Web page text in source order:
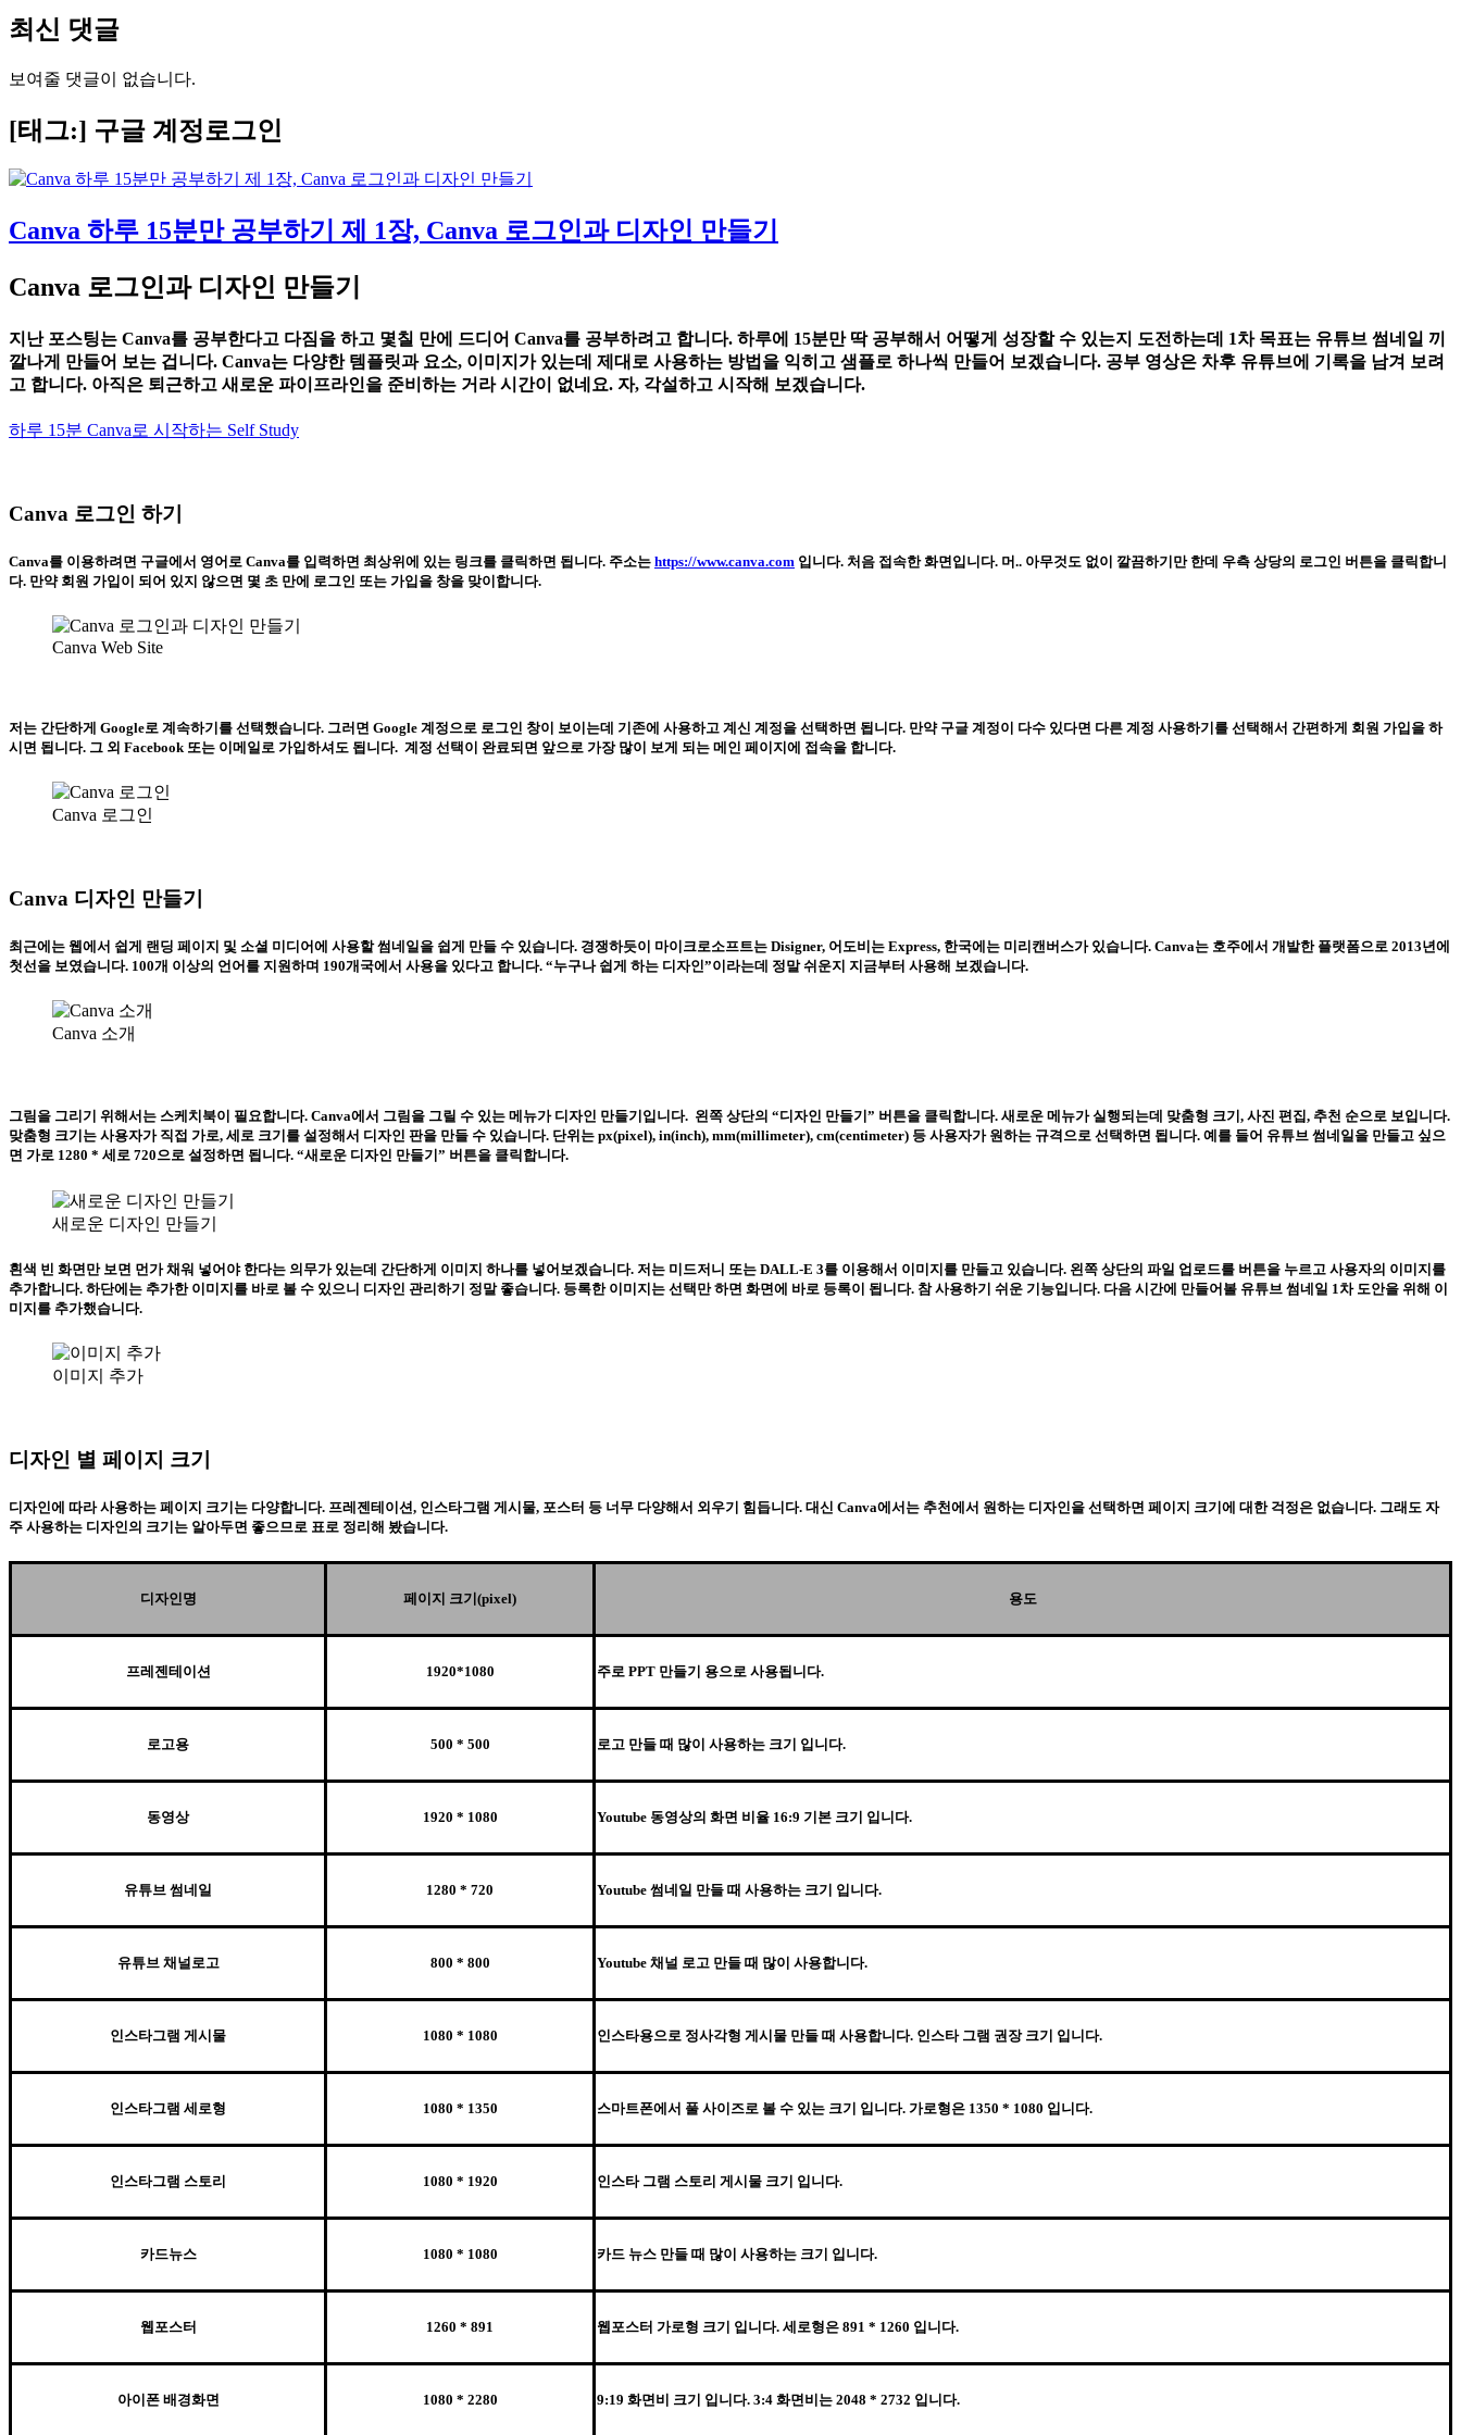
최신 댓글
보여줄 댓글이 없습니다.
[태그:] 구글 계정로그인
Canva 하루 15분만 공부하기 제 1장, Canva 로그인과 디자인 만들기
Canva 로그인과 디자인 만들기
지난 포스팅는 Canva를 공부한다고 다짐을 하고 몇칠 만에 드디어 Canva를 공부하려고 합니다. 하루에 15분만 딱 공부해서 어떻게 성장할 수 있는지 도전하는데 1차 목표는 유튜브 썸네일 끼
깔나게 만들어 보는 겁니다. Canva는 다양한 템플릿과 요소, 이미지가 있는데 제대로 사용하는 방법을 익히고 샘플로 하나씩 만들어 보겠습니다. 공부 영상은 차후 유튜브에 기록을 남겨 보려
고 합니다. 아직은 퇴근하고 새로운 파이프라인을 준비하는 거라 시간이 없네요. 자, 각설하고 시작해 보겠습니다.
하루 15분 Canva로 시작하는 Self Study
Canva 로그인 하기
Canva를 이용하려면 구글에서 영어로 Canva를 입력하면 최상위에 있는 링크를 클릭하면 됩니다. 주소는 https://www.canva.com 입니다. 처음 접속한 화면입니다. 머.. 아무것도 없이 깔끔하기만 한데 우측 상당의 로그인 버튼을 클릭합니
다. 만약 회원 가입이 되어 있지 않으면 몇 초 만에 로그인 또는 가입을 창을 맞이합니다.
Canva Web Site
저는 간단하게 Google로 계속하기를 선택했습니다. 그러면 Google 계정으로 로그인 창이 보이는데 기존에 사용하고 계신 계정을 선택하면 됩니다. 만약 구글 계정이 다수 있다면 다른 계정 사용하기를 선택해서 간편하게 회원 가입을 하
시면 됩니다. 그 외 Facebook 또는 이메일로 가입하셔도 됩니다. 계정 선택이 완료되면 앞으로 가장 많이 보게 되는 메인 페이지에 접속을 합니다.
Canva 로그인
Canva 디자인 만들기
최근에는 웹에서 쉽게 랜딩 페이지 및 소셜 미디어에 사용할 썸네일을 쉽게 만들 수 있습니다. 경쟁하듯이 마이크로소프트는 Disigner, 어도비는 Express, 한국에는 미리캔버스가 있습니다. Canva는 호주에서 개발한 플랫폼으로 2013년에
첫선을 보였습니다. 100개 이상의 언어를 지원하며 190개국에서 사용을 있다고 합니다. “누구나 쉽게 하는 디자인”이라는데 정말 쉬운지 지금부터 사용해 보겠습니다.
Canva 소개
그림을 그리기 위해서는 스케치북이 필요합니다. Canva에서 그림을 그릴 수 있는 메뉴가 디자인 만들기입니다. 왼쪽 상단의 “디자인 만들기 ” 버튼을 클릭합니다. 새로운 메뉴가 실행되는데 맞춤형 크기, 사진 편집, 추천 순으로 보입니다.
맞춤형 크기는 사용자가 직접 가로, 세로 크기를 설정해서 디자인 판을 만들 수 있습니다. 단위는 px(pixel), in(inch), mm(millimeter), cm(centimeter) 등 사용자가 원하는 규격으로 선택하면 됩니다. 예를 들어 유튜브 썸네일을 만들고 싶으
면 가로 1280 * 세로 720으로 설정하면 됩니다. “새로운 디자인 만들기” 버튼을 클릭합니다.
새로운 디자인 만들기
흰색 빈 화면만 보면 먼가 채워 넣어야 한다는 의무가 있는데 간단하게 이미지 하나를 넣어보겠습니다. 저는 미드저니 또는 DALL-E 3를 이용해서 이미지를 만들고 있습니다. 왼쪽 상단의 파일 업로드를 버튼을 누르고 사용자의 이미지를
추가합니다. 하단에는 추가한 이미지를 바로 볼 수 있으니 디자인 관리하기 정말 좋습니다. 등록한 이미지는 선택만 하면 화면에 바로 등록이 됩니다. 참 사용하기 쉬운 기능입니다. 다음 시간에 만들어볼 유튜브 썸네일 1차 도안을 위해 이
미지를 추가했습니다.
이미지 추가
디자인 별 페이지 크기
디자인에 따라 사용하는 페이지 크기는 다양합니다. 프레젠테이션, 인스타그램 게시물, 포스터 등 너무 다양해서 외우기 힘듭니다. 대신 Canva에서는 추천에서 원하는 디자인을 선택하면 페이지 크기에 대한 걱정은 없습니다. 그래도 자
주 사용하는 디자인의 크기는 알아두면 좋으므로 표로 정리해 봤습니다.
디자인명 페이지 크기(pixel) 용도
프레젠테이션 1920*1080 주로 PPT 만들기 용으로 사용됩니다.
로고용 500 * 500 로고 만들 때 많이 사용하는 크기 입니다.
동영상 1920 * 1080 Youtube 동영상의 화면 비율 16:9 기본 크기 입니다.
유튜브 썸네일 1280 * 720 Youtube 썸네일 만들 때 사용하는 크기 입니다.
유튜브 채널로고 800 * 800 Youtube 채널 로고 만들 때 많이 사용합니다.
인스타그램 게시물 1080 * 1080 인스타용으로 정사각형 게시물 만들 때 사용합니다. 인스타 그램 권장 크기 입니다.
인스타그램 세로형 1080 * 1350 스마트폰에서 풀 사이즈로 볼 수 있는 크기 입니다. 가로형은 1350 * 1080 입니다.
인스타그램 스토리 1080 * 1920 인스타 그램 스토리 게시물 크기 입니다.
카드뉴스 1080 * 1080 카드 뉴스 만들 때 많이 사용하는 크기 입니다.
웹포스터 1260 * 891 웹포스터 가로형 크기 입니다. 세로형은 891 * 1260 입니다.
아이폰 배경화면 1080 * 2280 9:19 화면비 크기 입니다. 3:4 화면비는 2048 * 2732 입니다.